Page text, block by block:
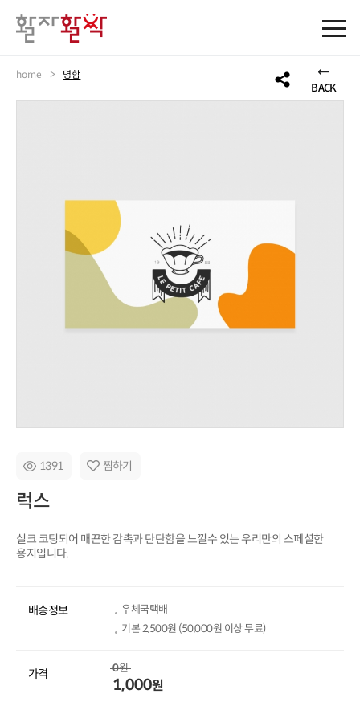
home > 명함
BACK
1391 찜하기
럭스
실크 코팅되어 매끈한 감촉과 탄탄함을 느낄수 있는 우리만의 스페셜한
용지입니다.
배송정보
우체국택배
기본2,500원 (50,000원 이상 무료)
가격 0원
1,000원